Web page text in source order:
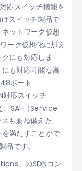
応スイッチ機能を
スイッチ製品で
ットワーク仮想
ーク仮想化に加え
にも対応しま
も対応可能な高
ポート
応スイッチ
、SAF（Service
も兼ね備えた、
満たすことがで
です。
」のSDNコン